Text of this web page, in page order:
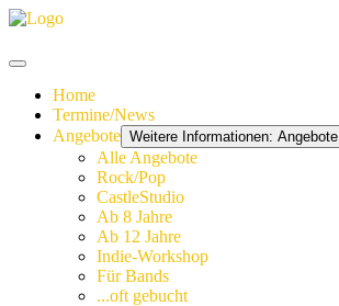
Home
Termine/News
Angebote Weitere Informationen: Angebote
Alle Angebote
Rock/Pop
CastleStudio
Ab 8 Jahre
Ab 12 Jahre
Indie-Workshop
Für Bands
...oft gebucht